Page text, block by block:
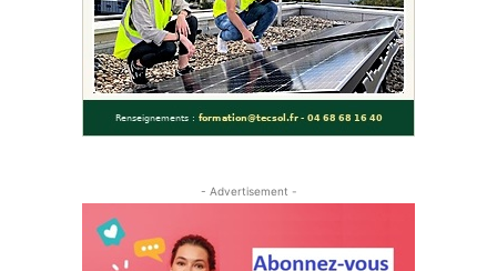
- Advertisement -